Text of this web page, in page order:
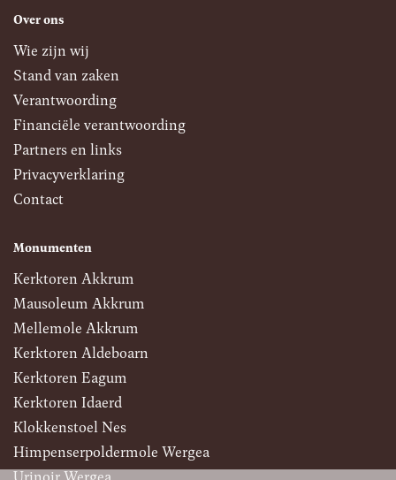
Over ons
Wie zijn wij
Stand van zaken
Verantwoording
Financiële verantwoording
Partners en links
Privacyverklaring
Contact
Monumenten
Kerktoren Akkrum
Mausoleum Akkrum
Mellemole Akkrum
Kerktoren Aldeboarn
Kerktoren Eagum
Kerktoren Idaerd
Klokkenstoel Nes
Himpenserpoldermole Wergea
Urinoir Wergea